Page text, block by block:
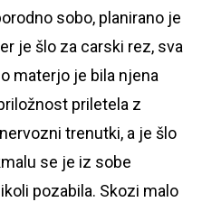
sobo, planirano je
je šlo za carski rez, sva
materjo je bila njena
priletela z
trenutki, a je šlo
se je iz sobe
pozabila. Skozi malo